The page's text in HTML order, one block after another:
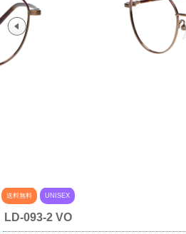
送料無料 UNISEX
LD-093-2 VO